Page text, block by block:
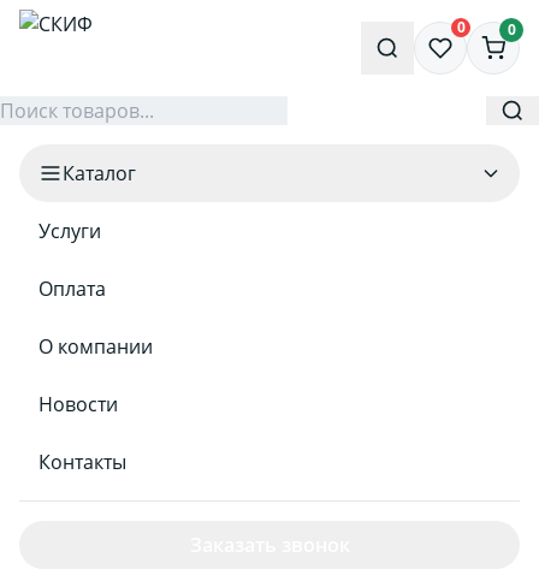
0 0
Каталог
Услуги
Оплата
О компании
Новости
Контакты